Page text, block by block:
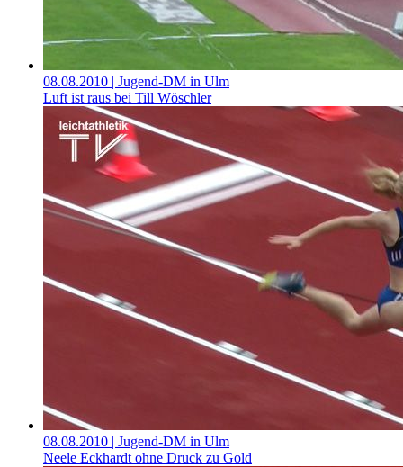
08.08.2010 | Jugend-DM in Ulm
Luft ist raus bei Till Wöschler
08.08.2010 | Jugend-DM in Ulm
Neele Eckhardt ohne Druck zu Gold